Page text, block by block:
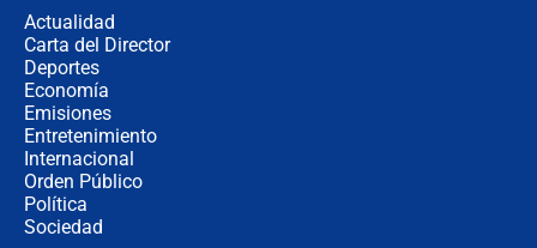
Actualidad
Carta del Director
Deportes
Economía
Emisiones
Entretenimiento
Internacional
Orden Público
Política
Sociedad